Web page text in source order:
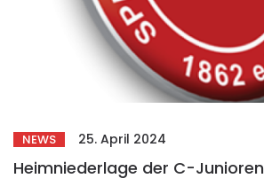
NEWS 25. April 2024
Heimniederlage der C-Junioren